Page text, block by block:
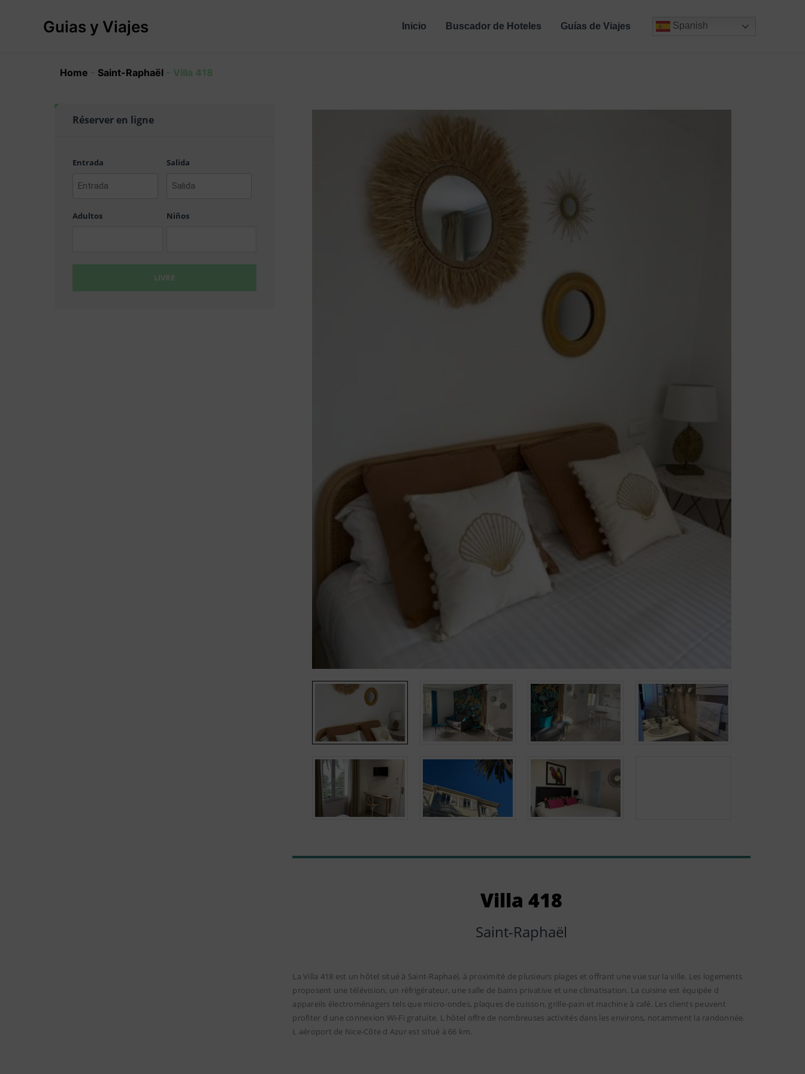
Guias y Viajes Inicio Buscador de Hoteles Guías de Viajes Spanish
Home - Saint-Raphaël - Villa 418
Réserver en ligne
Entrada Salida
Adultos Niños
LIVRE
Villa 418
Saint-Raphaël
La Villa 418 est un hôtel situé à Saint-Raphaël, à proximité de plusieurs plages et offrant une vue sur la ville. Les logements
proposent une télévision, un réfrigérateur, une salle de bains privative et une climatisation. La cuisine est équipée d
appareils électroménagers tels que micro-ondes, plaques de cuisson, grille-pain et machine à café. Les clients peuvent
profiter d une connexion Wi-Fi gratuite. L hôtel offre de nombreuses activités dans les environs, notamment la randonnée.
L aéroport de Nice-Côte d Azur est situé à 66 km.